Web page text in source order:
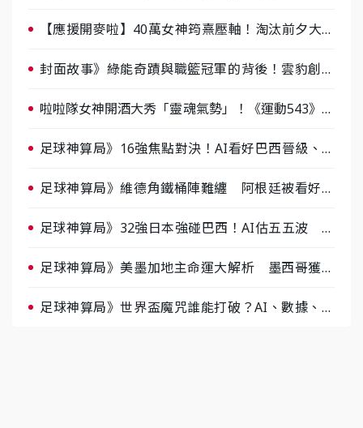
【應援開麥啦】40萬女神筠熹壓軸！淘汰前夕大混
封面故事》綠能奇蹟與職籃冠軍的背後！雲豹創辦
啦啦隊女神開酒大秀「靈魂氣勢」！《運動543》微
足球神算局》16強焦點對決！AI看好巴西晉級、數
足球神算局》維德角鐵桶陣難纏 阿根廷被看好下
足球神算局》32強日本強碰巴西！AI估五五波 牛
足球神算局》美墨加地主命運大解析 墨西哥獲數
足球神算局》世界盃魔咒誰能打破？AI、數據、塔